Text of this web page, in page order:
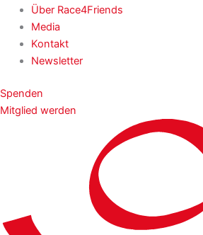
Über Race4Friends
Media
Kontakt
Newsletter
Spenden
Mitglied werden